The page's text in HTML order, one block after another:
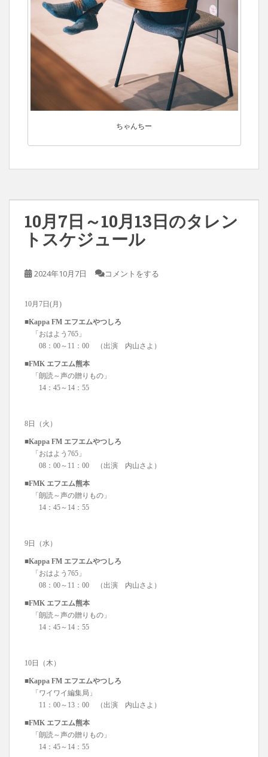
ちゃんちー
10月7日～10月13日のタレン
トスケジュール
2024年10月7日 コメントをする
10月7日(月)
■Kappa FM エフエムやつしろ
「おはよう765」
08：00～11：00 （出演 内山さよ）
■FMK エフエム熊本
「朗読～声の贈りもの」
14：45～14：55
8日（火）
■Kappa FM エフエムやつしろ
「おはよう765」
08：00～11：00 （出演 内山さよ）
■FMK エフエム熊本
「朗読～声の贈りもの」
14：45～14：55
9日（水）
■Kappa FM エフエムやつしろ
「おはよう765」
08：00～11：00 （出演 内山さよ）
■FMK エフエム熊本
「朗読～声の贈りもの」
14：45～14：55
10日（木）
■Kappa FM エフエムやつしろ
「ワイワイ編集局」
11：00～13：00 （出演 内山さよ）
■FMK エフエム熊本
「朗読～声の贈りもの」
14：45～14：55